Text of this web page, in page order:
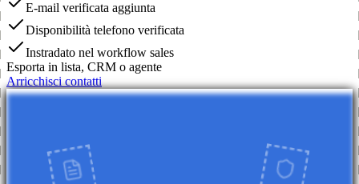
E-mail verificata aggiunta
Disponibilità telefono verificata
Instradato nel workflow sales
Esporta in lista, CRM o agente
Arricchisci contatti